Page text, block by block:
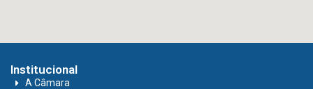
Institucional
A Câmara